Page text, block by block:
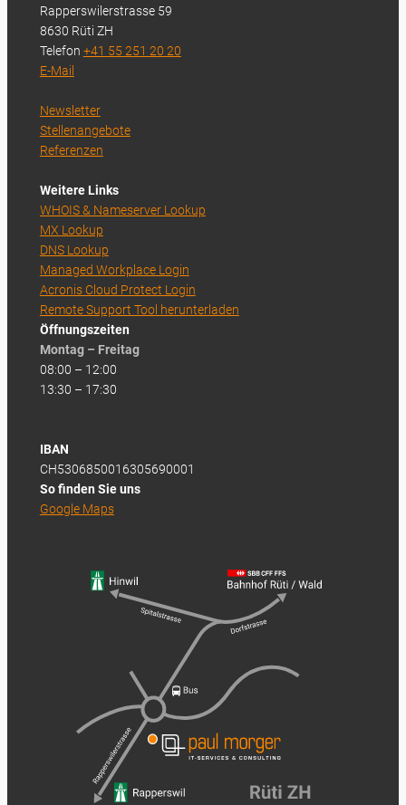
Rapperswilerstrasse 59
8630 Rüti ZH
Telefon +41 55 251 20 20
E-Mail
Newsletter
Stellenangebote
Referenzen
Weitere Links
WHOIS & Nameserver Lookup
MX Lookup
DNS Lookup
Managed Workplace Login
Acronis Cloud Protect Login
Remote Support Tool herunterladen
Öffnungszeiten
Montag – Freitag
08:00 – 12:00
13:30 – 17:30
IBAN
CH5306850016305690001
So finden Sie uns
Google Maps